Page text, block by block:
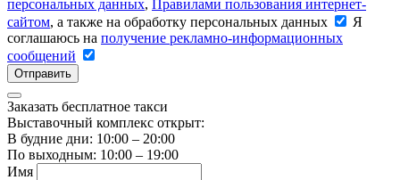
персональных данных, Правилами пользования интернет-
сайтом, а также на обработку персональных данных
Я
соглашаюсь на получение рекламно-информационных
сообщений
Отправить
Заказать бесплатное такси
Выставочный комплекс открыт:
В будние дни: 10:00 – 20:00
По выходным: 10:00 – 19:00
Имя